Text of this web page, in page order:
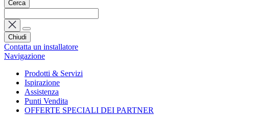
Cerca
Chiudi
Contatta un installatore
Navigazione
Prodotti & Servizi
Ispirazione
Assistenza
Punti Vendita
OFFERTE SPECIALI DEI PARTNER